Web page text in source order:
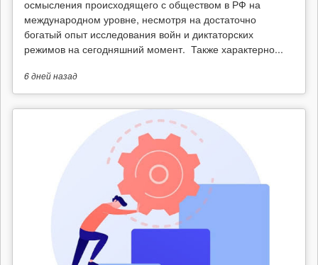
осмысления происходящего с обществом в РФ на
международном уровне, несмотря на достаточно
богатый опыт исследования войн и диктаторских
режимов на сегодняшний момент. Также характерно...
6 днейназад